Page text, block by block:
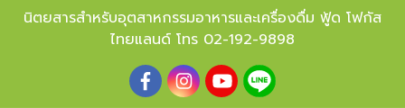
นิตยสารสำหรับอุตสาหกรรมอาหารและเครื่องดื่ม ฟู้ด โฟกัส
ไทยแลนด์ โทร 02-192-9898